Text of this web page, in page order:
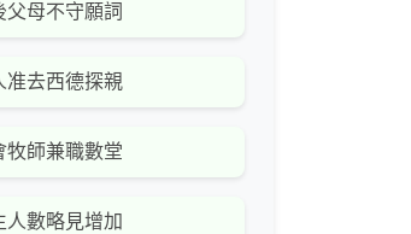
父母不守願詞
准去西德探親
牧師兼職數堂
人數略見增加